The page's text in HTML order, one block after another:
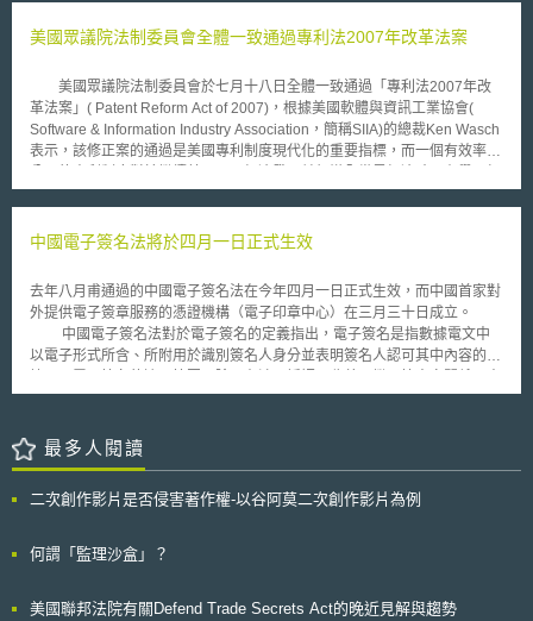
不受非侵害或不當利用的前提下，發展各項配套措施以完成這項各國皆欲達
權登記僅適用「人類作品」，據此Naruto之自拍照並不受著作權保障。
於Naruto，但由於Naruto不懂如何行使權利，故由PETA代為管理著作權，
相關收益均會用於保護黑冠猴，並且向舊金山聯邦法院提出告訴。美國聯邦
法院則在2016年1月6日判決，目前著作權法仍未將保護範圍擴張至動物作
品上，故Naruto並未擁有該自拍照著作權，自無PETA代掌著作權可能；
美國眾議院法制委員會全體一致通過專利法2007年改革法案
美國眾議院法制委員會於七月十八日全體一致通過「專利法2007年改
革法案」( Patent Reform Act of 2007)，根據美國軟體與資訊工業協會(
Software & Information Industry Association，簡稱SIIA)的總裁Ken Wasch
表示，該修正案的通過是美國專利制度現代化的重要指標，而一個有效率且
重的地位。眾議院的議員Howard Berman表示，對於美國專利核發品質低
次修法的目的在於改善專利的品質、嚇阻專利所有人權利的濫用、以異議專
當行為」(Inequitable Conduct )、「犯罪地的限制」(Restrictions on
Venue)、「損害賠償的取得」(Awards of Damage)修正。最令人注意的
是，刪除了最具爭議的「專利權核准後審查程序」( Posted- granted
Review)，該程序並無時間的限制，而始得專利侵權訴訟中之被告能夠對專
些非以製造產品為公司營運目的，但專事經營擁有並實施專利權為主要歲收
來源的「專利巨人」(Patent Tolls)公司生存困難。
中國電子簽名法將於四月一日正式生效
去年八月甫通過的中國電子簽名法在今年四月一日正式生效，而中國首家對
外提供電子簽章服務的憑證機構（電子印章中心）在三月三十日成立。
中國電子簽名法對於電子簽名的定義指出，電子簽名是指數據電文中
以電子形式所含、所附用於識別簽名人身分並表明簽名人認可其中內容的數
地房屋等不動產權益轉讓、停止供水、供熱、供氣、供電等公用事業服務或
最多人閱讀
二次創作影片是否侵害著作權-以谷阿莫二次創作影片為例
何謂「監理沙盒」？
美國聯邦法院有關Defend Trade Secrets Act的晚近見解與趨勢